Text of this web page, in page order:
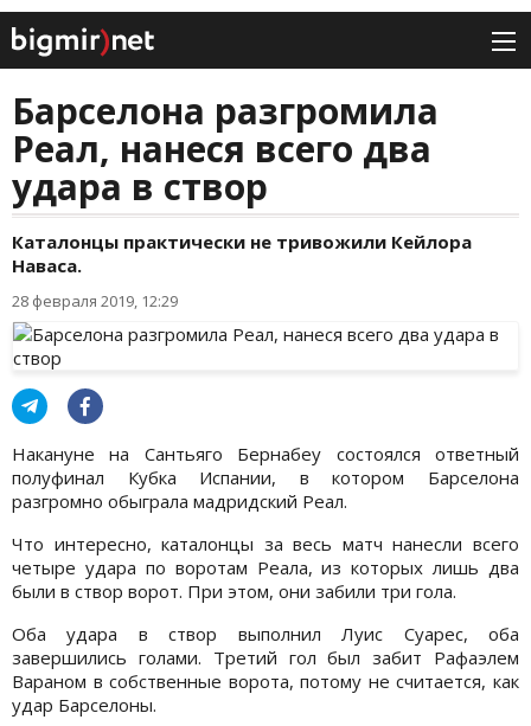
Барселона разгромила
Реал, нанеся всего два
удара в створ
Каталонцы практически не тривожили Кейлора
Наваса.
28 февраля 2019, 12:29
Накануне на Сантьяго Бернабеу состоялся ответный
полуфинал Кубка Испании, в котором Барселона
разгромно обыграла мадридский Реал.
Что интересно, каталонцы за весь матч нанесли всего
четыре удара по воротам Реала, из которых лишь два
были в створ ворот. При этом, они забили три гола.
Оба удара в створ выполнил Луис Суарес, оба
завершились голами. Третий гол был забит Рафаэлем
Вараном в собственные ворота, потому не считается, как
удар Барселоны.